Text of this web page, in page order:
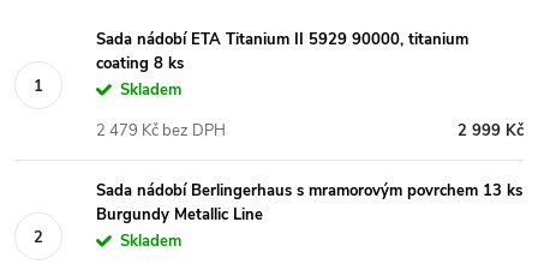
Sada nádobí ETA Titanium II 5929 90000, titanium
coating 8 ks
Skladem
2 999 Kč
2 479 Kč bez DPH
Sada nádobí Berlingerhaus s mramorovým povrchem 13 ks
Burgundy Metallic Line
Skladem